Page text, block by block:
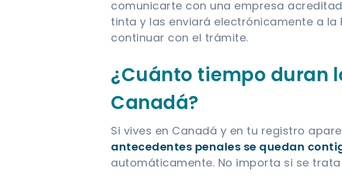
comunicarte con una empresa
tinta y las enviará electrónicamente a la
continuar con el trámite.
¿Cuánto tiempo duran
Canadá?
Si vives en Canadá y en tu registro
antecedentes penales se quedan
automáticamente. No importa si se